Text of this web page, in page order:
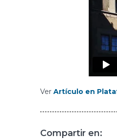
Ver Artículo en
Compartir en: